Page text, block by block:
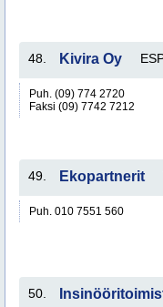
48. Kivira Oy
Puh. (09) 774 2720
Faksi (09) 7742 7212
49. Ekopartnerit
Puh. 010 7551 560
50.